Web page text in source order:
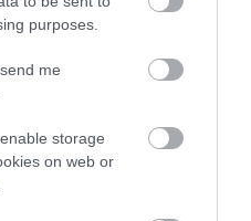
purposes.
me
storage
on web or
Ελαφροβαρύς Κόλλα
ΑΓΟΡΑ